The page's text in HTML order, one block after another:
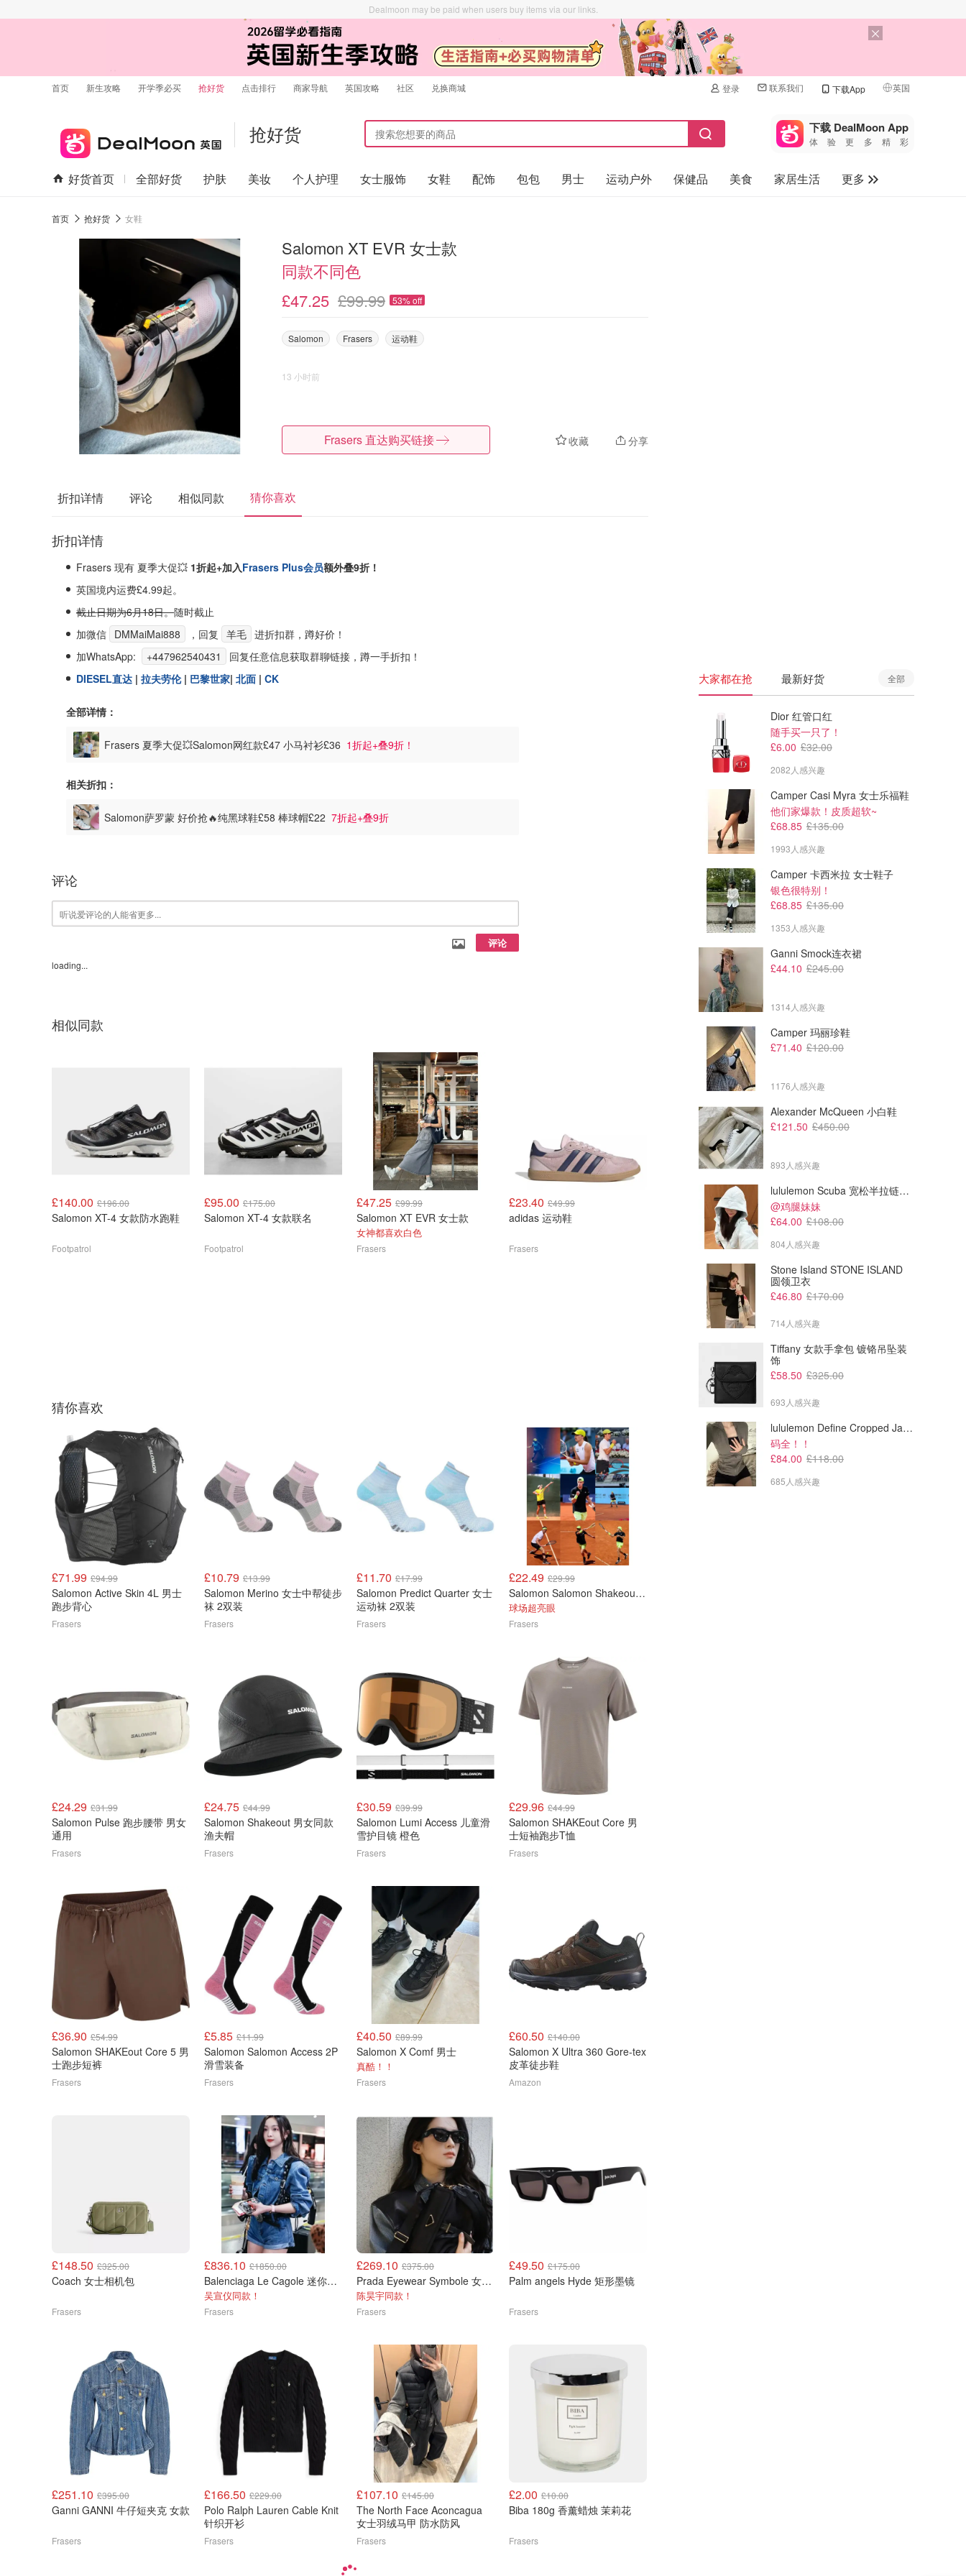
Dealmoon may be paid when users buy items via our links.
首页 新生攻略 开学季必买 抢好货 点击排行 商家导航 英国攻略 社区 兑换商城 登录 联系我们 下载App 英国
🇺🇸
🇨🇳 中国
🇨🇦加拿大
抢好货 下载 DealMoon App
体验更多精彩
好货首页 全部好货 护肤 美妆 个人护理 女士服饰 女鞋 配饰 包包 男士 运动户外 保健品 美食 家居生活
更多
首页 抢好货 女鞋
Salomon XT EVR 女士款
同款不同色
£47.25 £99.99 53% off
Salomon Frasers 运动鞋
13 小时前
收藏 分享
Frasers 直达购买链接
折扣详情 评论 相似同款 猜你喜欢
折扣详情
Frasers 现有 夏季大促💥 1折起+加入Frasers Plus会员额外叠9折！
英国境内运费£4.99起。
截止日期为6月18日。随时截止
加微信 DMMaiMai888 ，回复 羊毛 进折扣群，蹲好价！
加WhatsApp:
+447962540431
回复任意信息获取群聊链接，蹲一手折扣！
DIESEL直达 | 拉夫劳伦| 巴黎世家| 北面 | CK
全部详情：
Frasers 夏季大促💥Salomon网红款£47 小马衬衫£36 1折起+叠9折！
相关折扣：
Salomon萨罗蒙 好价抢🔥纯黑球鞋£58 棒球帽£22 7折起+叠9折
评论
评论
loading...
相似同款
£140.00 £196.00
Salomon XT-4 女款防水跑鞋
Footpatrol
£95.00 £175.00
Salomon XT-4 女款联名
Footpatrol
£47.25 £99.99
Salomon XT EVR 女士款
女神都喜欢白色
Frasers
£23.40 £49.99
adidas 运动鞋
Frasers
£49.99
adidas 运动鞋
£34.20
adidas 运动鞋
Frasers
猜你喜欢
£71.99 £94.99
Salomon Active Skin 4L 男士
跑步背心
Frasers
£10.79 £13.99
Salomon Merino 女士中帮徒步
袜 2双装
Frasers
£11.70 £17.99
Salomon Predict Quarter 女士
运动袜 2双装
Frasers
£22.49 £29.99
Salomon Salomon Shakeout 跑步帽 男女款
球场超亮眼
Frasers
£24.29 £31.99
Salomon Pulse 跑步腰带 男女
通用
Frasers
£24.75 £44.99
Salomon Shakeout 男女同款
渔夫帽
Frasers
£30.59 £39.99
Salomon Lumi Access 儿童滑
雪护目镜 橙色
Frasers
£29.96 £44.99
Salomon SHAKEout Core 男
士短袖跑步T恤
Frasers
£36.90 £54.99
Salomon SHAKEout Core 5 男
士跑步短裤
Frasers
£5.85 £11.99
Salomon Salomon Access 2P
滑雪装备
Frasers
£40.50 £89.99
Salomon X Comf 男士
真酷！！
Frasers
£60.50 £140.00
Salomon X Ultra 360 Gore-tex
皮革徒步鞋
Amazon
£148.50 £325.00
Coach 女士相机包
Frasers
£836.10 £1850.00
Balenciaga Le Cagole 迷你机车包
吴宣仪同款！
Frasers
£269.10 £375.00
Prada Eyewear Symbole 女士墨镜
陈昊宇同款！
Frasers
£49.50 £175.00
Palm angels Hyde 矩形墨镜
Frasers
£251.10 £395.00
Ganni GANNI 牛仔短夹克 女款
Frasers
£166.50 £229.00
Polo Ralph Lauren Cable Knit
针织开衫
Frasers
£107.10 £145.00
The North Face Aconcagua
女士羽绒马甲 防水防风
Frasers
£2.00 £10.00
Biba 180g 香薰蜡烛 茉莉花
Frasers
大家都在抢 最新好货 全部
Dior 红管口红
随手买一只了！
£6.00 £32.00
2082人感兴趣
Camper Casi Myra 女士乐福鞋
他们家爆款！皮质超软~
£68.85 £135.00
1993人感兴趣
Camper 卡西米拉 女士鞋子
银色很特别！
£68.85 £135.00
1353人感兴趣
Ganni Smock连衣裙
£44.10 £245.00
1314人感兴趣
Camper 玛丽珍鞋
£71.40 £120.00
1176人感兴趣
Alexander McQueen 小白鞋
£121.50 £450.00
893人感兴趣
lululemon Scuba 宽松半拉链卫衣
@鸡腿妹妹
£64.00 £108.00
804人感兴趣
Stone Island STONE ISLAND
圆领卫衣
£46.80 £170.00
714人感兴趣
Tiffany 女款手拿包 镀铬吊坠装
饰
£58.50 £325.00
693人感兴趣
lululemon Define Cropped Jacket Nulu 短款夹克
码全！！
£84.00 £118.00
685人感兴趣